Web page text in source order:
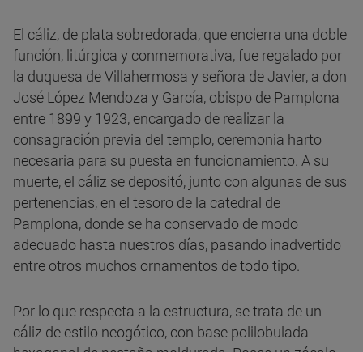
El cáliz, de plata sobredorada, que encierra una doble
función, litúrgica y conmemorativa, fue regalado por
la duquesa de Villahermosa y señora de Javier, a don
José López Mendoza y García, obispo de Pamplona
entre 1899 y 1923, encargado de realizar la
consagración previa del templo, ceremonia harto
necesaria para su puesta en funcionamiento. A su
muerte, el cáliz se depositó, junto con algunas de sus
pertenencias, en el tesoro de la catedral de
Pamplona, donde se ha conservado de modo
adecuado hasta nuestros días, pasando inadvertido
entre otros muchos ornamentos de todo tipo.
Por lo que respecta a la estructura, se trata de un
cáliz de estilo neogótico, con base polilobulada